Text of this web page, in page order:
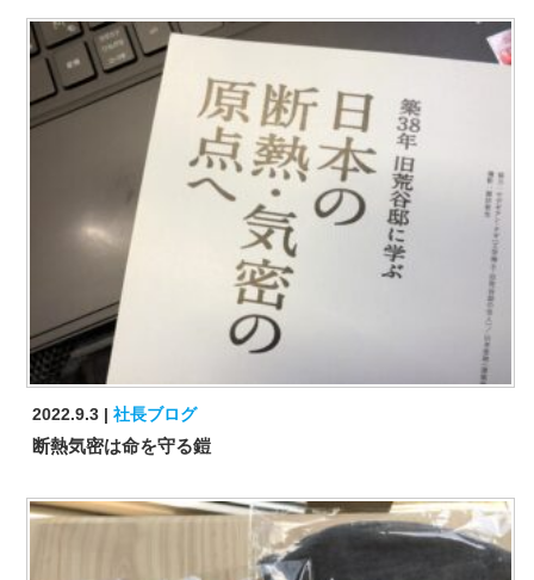
2022.9.3 社長ブログ
断熱気密は命を守る鎧